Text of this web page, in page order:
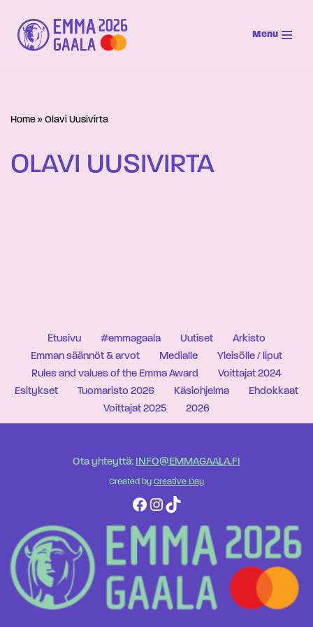
Siirry
suoraan
Menu
Home » Olavi Uusivirta
OLAVI UUSIVIRTA
Etusivu #emmagaala Uutiset
Arkisto
Emman säännöt & arvot
Medialle
Yleisölle / liput
Rules and values of the Emma Award
Voittajat 2024
Esitykset
Tuomaristo 2026 Käsiohjelma
Ehdokkaat
Voittajat 2025
2026
Ota yhteyttä: INFO@EMMAGAALA.FI
Created by Creative Day